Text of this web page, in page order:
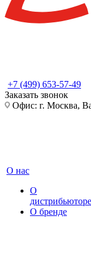
+7 (499) 653-57-49
Заказать звонок
Офис: г. Москва,
О нас
О
дистрибьюторе
О бренде